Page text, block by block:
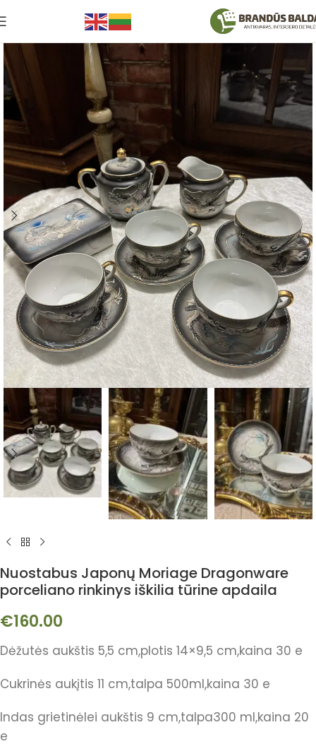
Nuostabus Japonų Moriage Dragonware
porceliano rinkinys iškilia tūrine apdaila
€160.00
Dėžutės aukštis 5,5 cm,plotis 14×9,5 cm,kaina 30 e
Cukrinės aukįtis 11 cm,talpa 500ml,kaina 30 e
Indas grietinėlei aukštis 9 cm,talpa300 ml,kaina 20
e